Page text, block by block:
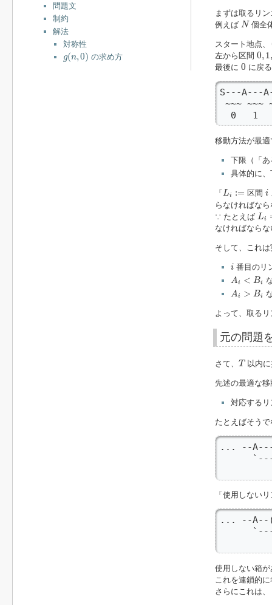
問題文
制約
解法
対称性
g(n,0)
( 0) の求め方
まずは取るリ
例えば N
N 個全
スタート地点
左から区間 0,1
0,1
最後に 0
0 に戻
S---A---
~~~ ~~~
0   1
移動方法が最
下限（「
具体的に
「 Li :=
Li 区間ii
らなければな
∵ たとえば Li
L =
なければなら
そして、これ
i番目のリ
Ai < Bi
Ai Bi
Ai > Bi
Ai B
よって、取る
元の問題
さて、 T
T以内に
先述の最適な
対応する
たとえばそう
... --
「使用しない
... --A--
使用しない箱
これを連鎖的
さらにこれは